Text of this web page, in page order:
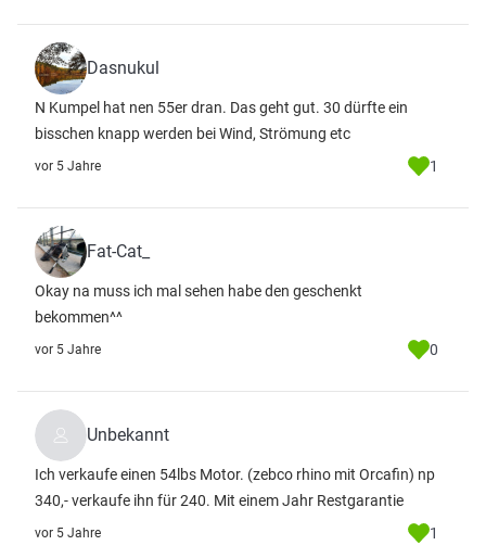
Dasnukul
N Kumpel hat nen 55er dran. Das geht gut. 30 dürfte ein
bisschen knapp werden bei Wind, Strömung etc
vor 5 Jahre 1
Fat-Cat_
Okay na muss ich mal sehen habe den geschenkt
bekommen^^
vor 5 Jahre 0
Unbekannt
Ich verkaufe einen 54lbs Motor. (zebco rhino mit Orcafin) np
340,- verkaufe ihn für 240. Mit einem Jahr Restgarantie
vor 5 Jahre 1